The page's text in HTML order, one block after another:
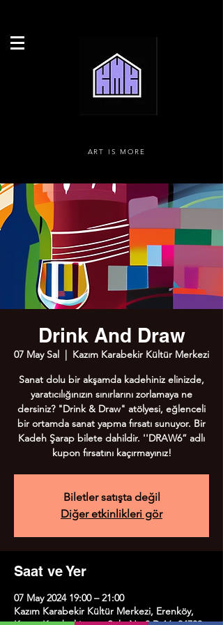
ART IS MORE
Drink And Draw
07 May Sal
  |
Kazım Karabekir Kültür Merkezi
Sanat dolu bir akşamda kadehiniz elinizde,
yaratıcılığınızın sınırlarını zorlamaya ne
dersiniz? "Drink & Draw" atölyesi, eğlenceli
bir ortamda sanat yapma fırsatı sunuyor. Bir
Kadeh Şarap bilete dahildir. ''DRAW6” adlı
kupon fırsatını kaçırmayınız!
Biletler satışta değil
Diğer etkinlikleri gör
Saat ve Yer
07 May 2024 19:00 – 21:00
Kazım Karabekir Kültür Merkezi, Erenköy,